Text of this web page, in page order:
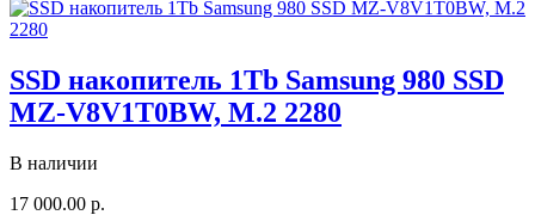
SSD накопитель 1Tb Samsung 980 SSD
MZ-V8V1T0BW, M.2 2280
В наличии
17 000.00 р.